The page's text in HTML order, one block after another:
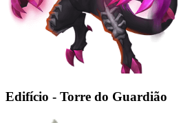
Edifício - Torre do Guardião